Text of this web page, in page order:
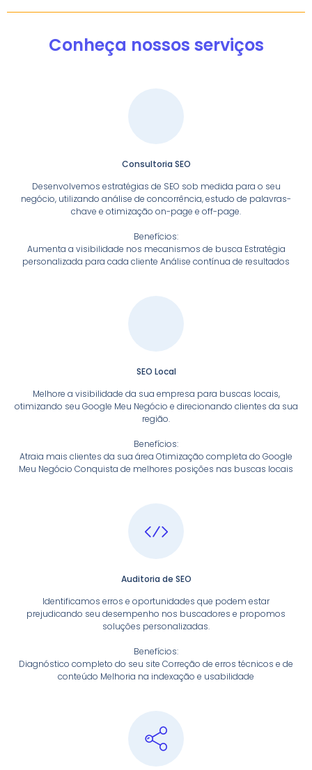
Conheça nossos serviços
Consultoria SEO
Desenvolvemos estratégias de SEO sob medida para o seu
negócio, utilizando análise de concorrência, estudo de palavras-
chave e otimização on-page e off-page.
Benefícios:
Aumenta a visibilidade nos mecanismos de busca Estratégia
personalizada para cada cliente Análise contínua de resultados
SEO Local
Melhore a visibilidade da sua empresa para buscas locais,
otimizando seu Google Meu Negócio e direcionando clientes da sua
região.
Benefícios:
Atraia mais clientes da sua área Otimização completa do Google
Meu Negócio Conquista de melhores posições nas buscas locais
Auditoria de SEO
Identificamos erros e oportunidades que podem estar
prejudicando seu desempenho nos buscadores e propomos
soluções personalizadas.
Benefícios:
Diagnóstico completo do seu site Correção de erros técnicos e de
conteúdo Melhoria na indexação e usabilidade